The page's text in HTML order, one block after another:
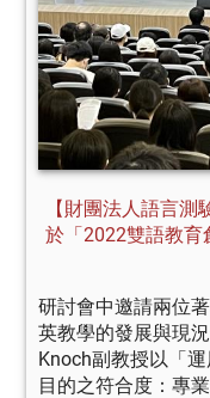
【財團法人語言
於「2022雙語教育
研討會中邀請兩位
英教學的發展與現
Knoch副教授以「
目的之符合度：專